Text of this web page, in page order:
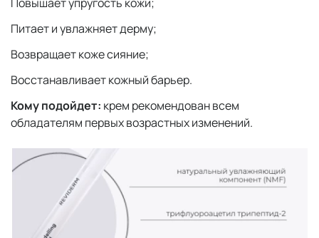
Питает и увлажняет дерму;
Возвращает коже сияние;
Восстанавливает кожный барьер.
Кому подойдет: крем рекомендован всем
обладателям первых возрастных изменений.